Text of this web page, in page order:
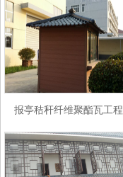
报亭秸秆纤维聚酯瓦工程